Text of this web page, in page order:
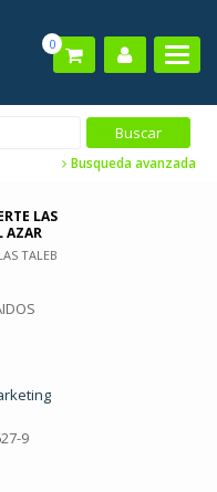
0
Busqueda avanzada
LAS
AZAR
TALEB
9